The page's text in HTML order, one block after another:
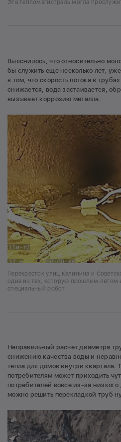
Эта тепломагистраль могла
Выяснилось, что относительно
бы служить еще несколько лет,
в том, что скорость потока в
снижается, вода застаивается,
вызывает коррозию металла.
Перекресток улиц Калинина и
одна из тех, которую прошлым летом
специальный робот
Неправильный расчет диаметра
снижению качества воды и
тепла для домов внутри квартала.
потребителям может приходить
потребителей вовсе из-за
можно решить перекладкой труб